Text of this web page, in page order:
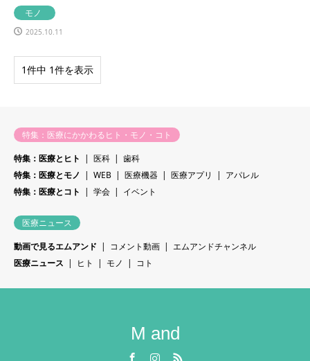
モノ
2025.10.11
1件中 1件を表示
特集：医療にかかわるヒト・モノ・コト
特集：医療とヒト
医科
歯科
特集：医療とモノ
WEB 医療機器 医療アプリ
アパレル
特集：医療とコト
学会 イベント
医療ニュース
動画で見るエムアンド
コメント動画
エムアンドチャンネル
医療ニュース
ヒト モノ コト
M and